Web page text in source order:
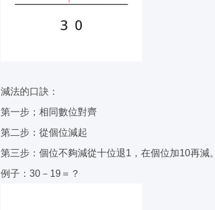
減法的口訣：
第一步；相同數位對齊
第二步：從個位減起
第三步：個位不夠減從十位退1，在個位加10再減。
例子：30－19＝？